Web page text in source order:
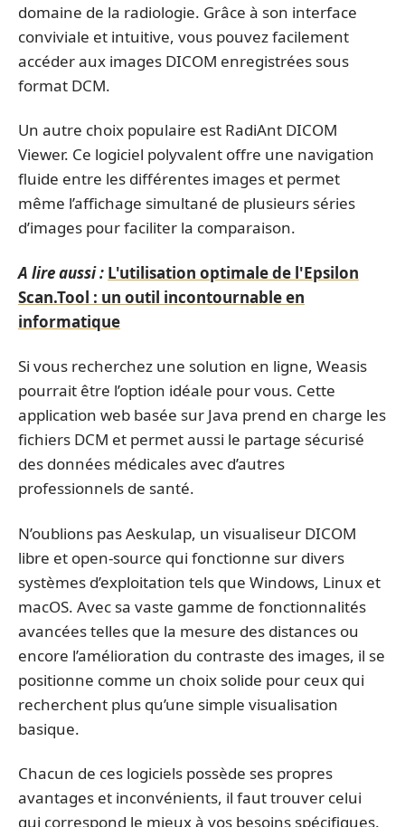
domaine de la radiologie. Grâce à son interface
conviviale et intuitive, vous pouvez facilement
accéder aux images DICOM enregistrées sous
format DCM.
Un autre choix populaire est RadiAnt DICOM
Viewer. Ce logiciel polyvalent offre une navigation
fluide entre les différentes images et permet
même l’affichage simultané de plusieurs séries
d’images pour faciliter la comparaison.
A lire aussi : L'utilisation optimale de l'Epsilon
Scan.Tool : un outil incontournable en
informatique
Si vous recherchez une solution en ligne, Weasis
pourrait être l’option idéale pour vous. Cette
application web basée sur Java prend en charge les
fichiers DCM et permet aussi le partage sécurisé
des données médicales avec d’autres
professionnels de santé.
N’oublions pas Aeskulap, un visualiseur DICOM
libre et open-source qui fonctionne sur divers
systèmes d’exploitation tels que Windows, Linux et
macOS. Avec sa vaste gamme de fonctionnalités
avancées telles que la mesure des distances ou
encore l’amélioration du contraste des images, il se
positionne comme un choix solide pour ceux qui
recherchent plus qu’une simple visualisation
basique.
Chacun de ces logiciels possède ses propres
avantages et inconvénients, il faut trouver celui
qui correspond le mieux à vos besoins spécifiques.